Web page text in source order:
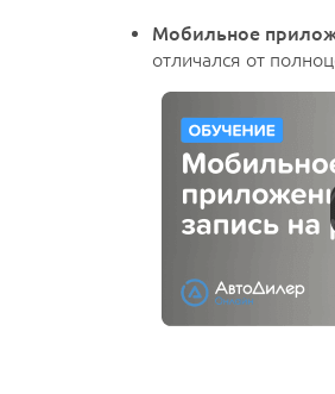
Мобильное
отличался от